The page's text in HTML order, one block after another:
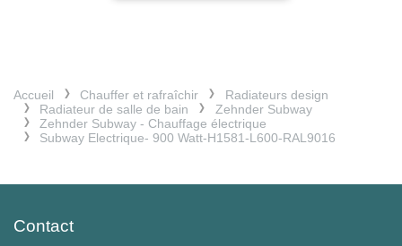
Accueil Chauffer et rafraîchir
Radiateurs design
Radiateur de salle de bain
Zehnder Subway
Zehnder Subway - Chauffage électrique
Subway Electrique- 900 Watt-H1581-L600-RAL9016
Contact